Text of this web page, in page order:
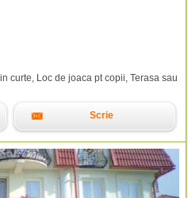
curte, Loc de joaca pt copii, Terasa sau
Scrie